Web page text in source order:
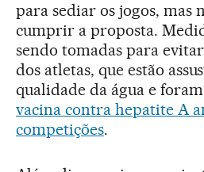
para sediar os jogos, mas
cumprir a proposta.
sendo tomadas para
dos atletas, que estão
qualidade da água e
vacina contra hepatite A
competições.